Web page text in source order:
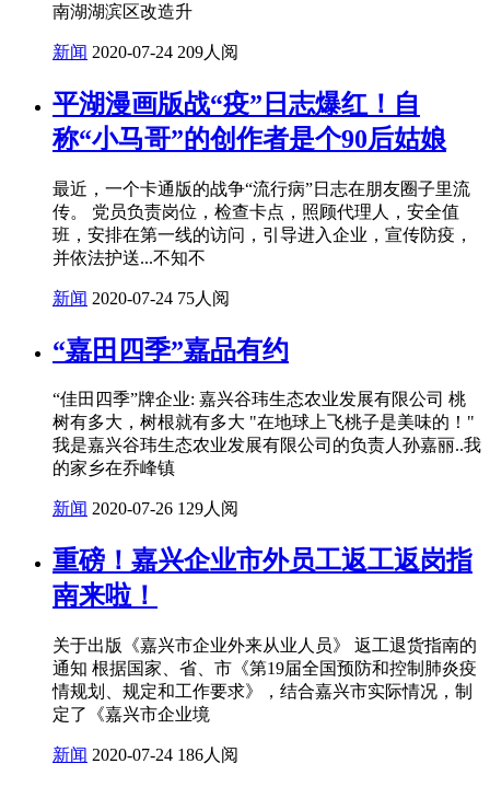
南湖湖滨区改造升
新闻 2020-07-24 209人阅
平湖漫画版战“疫”日志爆红！自
称“小马哥”的创作者是个90后姑娘
最近，一个卡通版的战争“流行病”日志在朋友圈子里流
传。 党员负责岗位，检查卡点，照顾代理人，安全值
班，安排在第一线的访问，引导进入企业，宣传防疫，
并依法护送...不知不
新闻 2020-07-24 75人阅
“嘉田四季”嘉品有约
“佳田四季”牌企业: 嘉兴谷玮生态农业发展有限公司 桃
树有多大，树根就有多大 "在地球上飞桃子是美味的！"
我是嘉兴谷玮生态农业发展有限公司的负责人孙嘉丽..我
的家乡在乔峰镇
新闻 2020-07-26 129人阅
重磅！嘉兴企业市外员工返工返岗指
南来啦！
关于出版《嘉兴市企业外来从业人员》 返工退货指南的
通知 根据国家、省、市《第19届全国预防和控制肺炎疫
情规划、规定和工作要求》，结合嘉兴市实际情况，制
定了《嘉兴市企业境
新闻 2020-07-24 186人阅